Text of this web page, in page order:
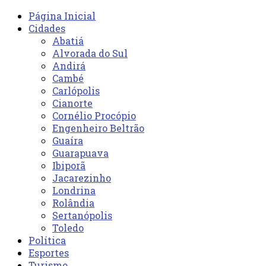
Página Inicial
Cidades
Abatiá
Alvorada do Sul
Andirá
Cambé
Carlópolis
Cianorte
Cornélio Procópio
Engenheiro Beltrão
Guaíra
Guarapuava
Ibiporã
Jacarezinho
Londrina
Rolândia
Sertanópolis
Toledo
Política
Esportes